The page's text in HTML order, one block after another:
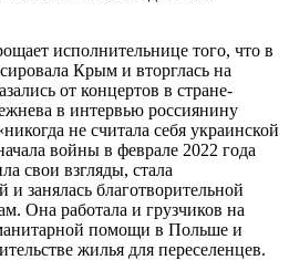
исполнительнице того, что в
Крым и вторглась на
от концертов в стране-
в интервью россиянину
не считала себя украинской
войны в феврале 2022 года
свои взгляды, стала
и занялась благотворительной
Она работала и грузчиков на
помощи в Польше и
жилья для переселенцев.